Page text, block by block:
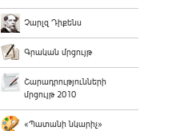
Չարլզ Դիքենս
Գրական մրցույթ
Շարադրությունների
մրցույթ 2010
«Պատանի նկարիչ»